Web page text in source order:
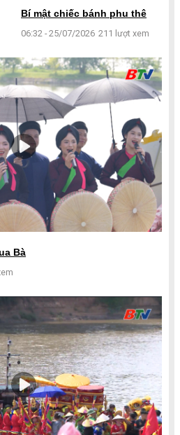
Bí mật chiếc bánh phu thê
06:32 - 25/07/2026 211 lượt xem
Bà